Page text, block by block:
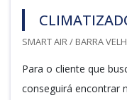
SMART AIR / BARRA
Para o cliente que
conseguirá encontrar